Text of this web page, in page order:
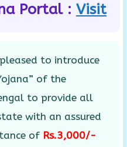
Portal : Visit
to introduce
of the
to provide all
with an assured
of Rs.3,000/-